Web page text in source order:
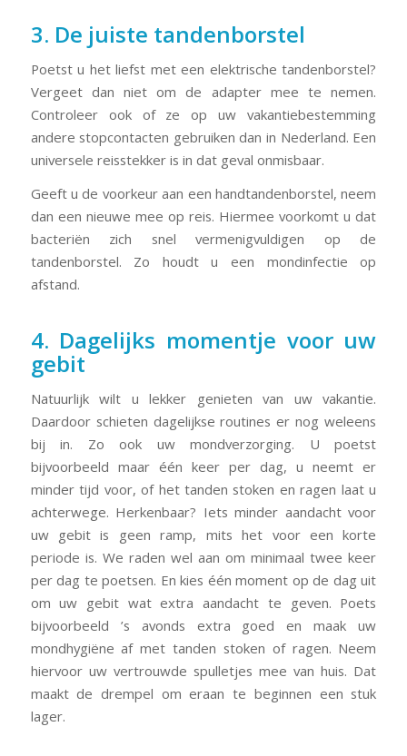
3. De juiste tandenborstel
Poetst u het liefst met een elektrische tandenborstel?
Vergeet dan niet om de adapter mee te nemen.
Controleer ook of ze op uw vakantiebestemming
andere stopcontacten gebruiken dan in Nederland. Een
universele reisstekker is in dat geval onmisbaar.
Geeft u de voorkeur aan een handtandenborstel, neem
dan een nieuwe mee op reis. Hiermee voorkomt u dat
bacteriën zich snel vermenigvuldigen op de
tandenborstel. Zo houdt u een mondinfectie op
afstand.
4. Dagelijks momentje voor uw
gebit
Natuurlijk wilt u lekker genieten van uw vakantie.
Daardoor schieten dagelijkse routines er nog weleens
bij in. Zo ook uw mondverzorging. U poetst
bijvoorbeeld maar één keer per dag, u neemt er
minder tijd voor, of het tanden stoken en ragen laat u
achterwege. Herkenbaar? Iets minder aandacht voor
uw gebit is geen ramp, mits het voor een korte
periode is. We raden wel aan om minimaal twee keer
per dag te poetsen. En kies één moment op de dag uit
om uw gebit wat extra aandacht te geven. Poets
bijvoorbeeld ’s avonds extra goed en maak uw
mondhygiëne af met tanden stoken of ragen. Neem
hiervoor uw vertrouwde spulletjes mee van huis. Dat
maakt de drempel om eraan te beginnen een stuk
lager.